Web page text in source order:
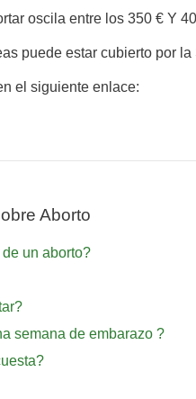
oscila entre los 350 € Y
puede estar cubierto por
el siguiente enlace:
Aborto
un aborto?
semana de embarazo ?